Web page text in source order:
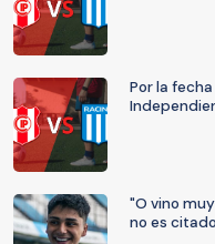
Por la
"O vino
no es